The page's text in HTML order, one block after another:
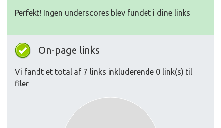
Perfekt! Ingen underscores blev fundet i dine links
On-page links
Vi fandt et total af 7 links inkluderende 0 link(s) til
filer